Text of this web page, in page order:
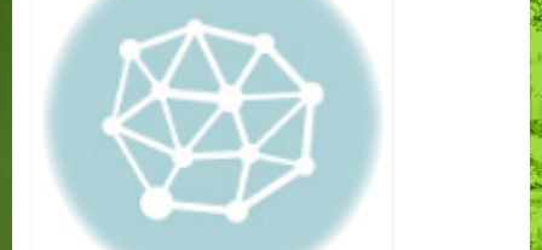
инженеры провести
тайные выходы из
укрепления через реку
Пирита, в район
Монастыря Святой
Биргитты? Не…